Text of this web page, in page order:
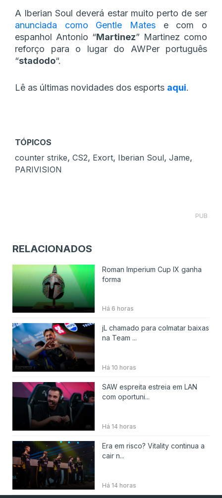
A Iberian Soul deverá estar muito perto de ser
anunciada como Gentle Mates e com o
espanhol Antonio “Martinez” Martinez como
reforço para o lugar do AWPer português
“stadodo“.
Lê as últimas novidades dos esports aqui.
TÓPICOS
counter strike, CS2, Exort, Iberian Soul, Jame,
PARIVISION
PUB
RELACIONADOS
Roman Imperium Cup IX ganha
forma
Há 6 horas
jL chamado para colmatar baixas
na Team ...
Há 10 horas
SAW espreita estreia em LAN
com oportuni...
Há 14 horas
Era em risco? Vitality continua a
cair n...
Há 14 horas